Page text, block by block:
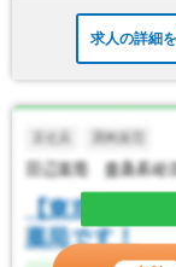
求人の詳細